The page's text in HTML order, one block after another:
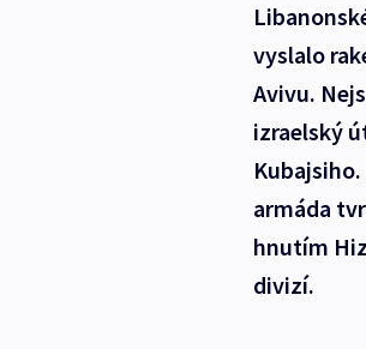
vyslalo
Avivu.
izraelský
armáda
hnutím
divizí.